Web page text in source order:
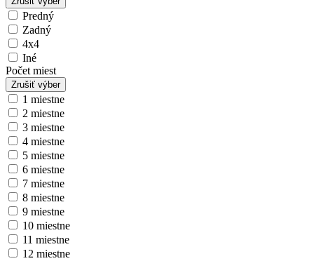
Predný
Zadný
4x4
Iné
Počet miest
Zrušiť výber
1 miestne
2 miestne
3 miestne
4 miestne
5 miestne
6 miestne
7 miestne
8 miestne
9 miestne
10 miestne
11 miestne
12 miestne